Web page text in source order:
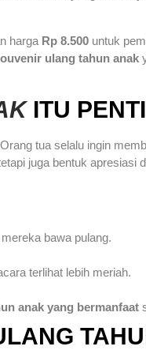
harga Rp 8.500 untuk
ulang tahun anak
ITU
tua selalu ingin
juga bentuk apresiasi
bawa pulang.
terlihat lebih meriah.
anak yang bermanfaat